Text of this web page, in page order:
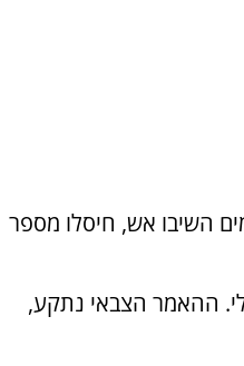
השיבו אש, חיסלו מספר
ההאמר הצבאי נתקע,